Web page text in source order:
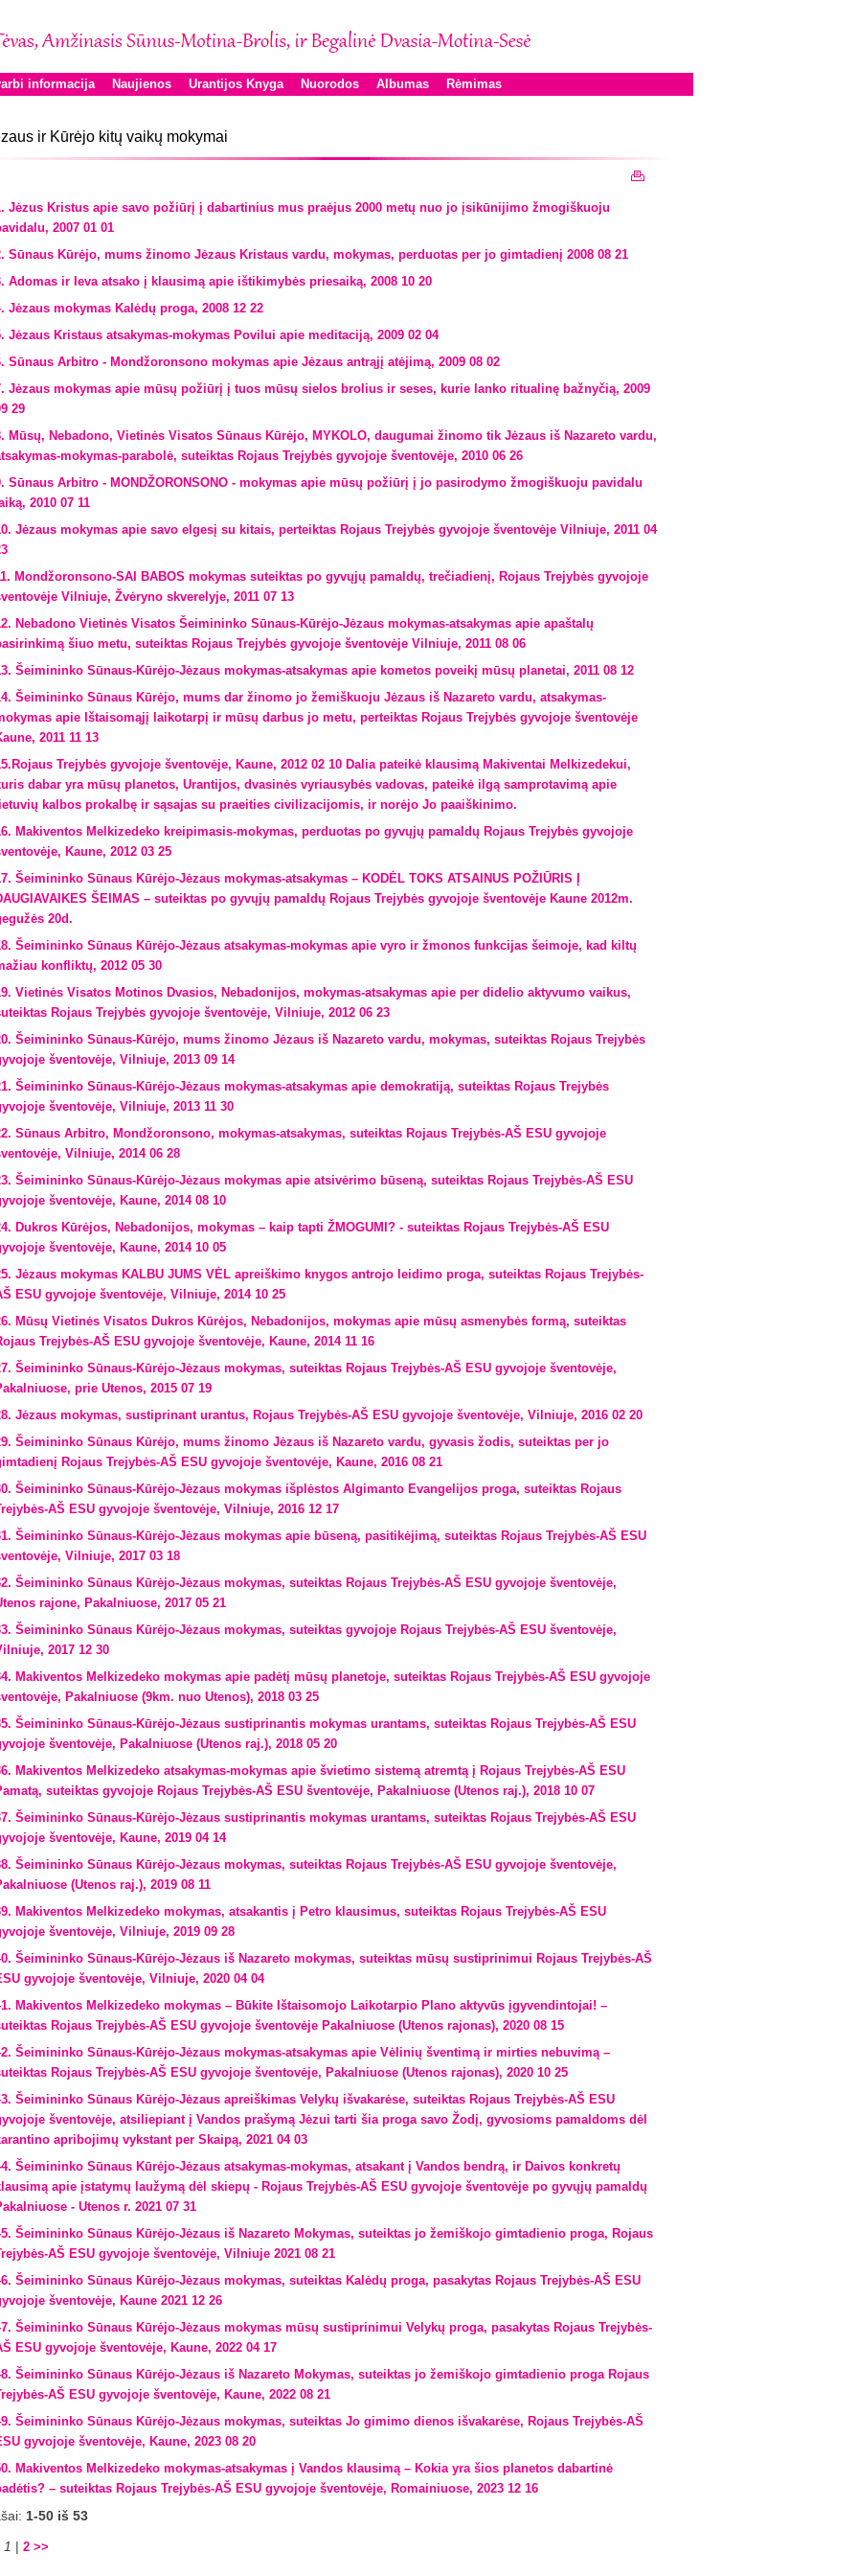
informacija Naujienos Urantijos Knyga Nuorodos Albumas Rėmimas
ir Kūrėjo kitų vaikų mokymai
Jėzus Kristus apie savo požiūrį į dabartinius mus praėjus 2000 metų nuo jo įsikūnijimo žmogiškuoju
2007 01 01
Sūnaus Kūrėjo, mums žinomo Jėzaus Kristaus vardu, mokymas, perduotas per jo gimtadienį 2008 08 21
Adomas ir Ieva atsako į klausimą apie ištikimybės priesaiką, 2008 10 20
Jėzaus mokymas Kalėdų proga, 2008 12 22
Jėzaus Kristaus atsakymas-mokymas Povilui apie meditaciją, 2009 02 04
Sūnaus Arbitro - Mondžoronsono mokymas apie Jėzaus antrąjį atėjimą, 2009 08 02
Jėzaus mokymas apie mūsų požiūrį į tuos mūsų sielos brolius ir seses, kurie lanko ritualinę bažnyčią, 2009
29
Mūsų, Nebadono, Vietinės Visatos Sūnaus Kūrėjo, MYKOLO, daugumai žinomo tik Jėzaus iš Nazareto vardu,
mokymas-parabolė, suteiktas Rojaus Trejybės gyvojoje šventovėje, 2010 06 26
Sūnaus Arbitro - MONDŽORONSONO - mokymas apie mūsų požiūrį į jo pasirodymo žmogiškuoju pavidalu
2010 07 11
Jėzaus mokymas apie savo elgesį su kitais, perteiktas Rojaus Trejybės gyvojoje šventovėje Vilniuje, 2011 04
Mondžoronsono-SAI BABOS mokymas suteiktas po gyvųjų pamaldų, trečiadienį, Rojaus Trejybės gyvojoje
Vilniuje, Žvėryno skverelyje, 2011 07 13
Nebadono Vietinės Visatos Šeimininko Sūnaus-Kūrėjo-Jėzaus mokymas-atsakymas apie apaštalų
šiuo metu, suteiktas Rojaus Trejybės gyvojoje šventovėje Vilniuje, 2011 08 06
Šeimininko Sūnaus-Kūrėjo-Jėzaus mokymas-atsakymas apie kometos poveikį mūsų planetai, 2011 08 12
Šeimininko Sūnaus Kūrėjo, mums dar žinomo jo žemiškuoju Jėzaus iš Nazareto vardu, atsakymas-
apie Ištaisomąjį laikotarpį ir mūsų darbus jo metu, perteiktas Rojaus Trejybės gyvojoje šventovėje
2011 11 13
Trejybės gyvojoje šventovėje, Kaune, 2012 02 10 Dalia pateikė klausimą Makiventai Melkizedekui,
dabar yra mūsų planetos, Urantijos, dvasinės vyriausybės vadovas, pateikė ilgą samprotavimą apie
kalbos prokalbę ir sąsajas su praeities civilizacijomis, ir norėjo Jo paaiškinimo.
Makiventos Melkizedeko kreipimasis-mokymas, perduotas po gyvųjų pamaldų Rojaus Trejybės gyvojoje
Kaune, 2012 03 25
Šeimininko Sūnaus Kūrėjo-Jėzaus mokymas-atsakymas – KODĖL TOKS ATSAINUS POŽIŪRIS Į
ŠEIMAS – suteiktas po gyvųjų pamaldų Rojaus Trejybės gyvojoje šventovėje Kaune 2012m.
20d.
Šeimininko Sūnaus Kūrėjo-Jėzaus atsakymas-mokymas apie vyro ir žmonos funkcijas šeimoje, kad kiltų
konfliktų, 2012 05 30
Vietinės Visatos Motinos Dvasios, Nebadonijos, mokymas-atsakymas apie per didelio aktyvumo vaikus,
Rojaus Trejybės gyvojoje šventovėje, Vilniuje, 2012 06 23
Šeimininko Sūnaus-Kūrėjo, mums žinomo Jėzaus iš Nazareto vardu, mokymas, suteiktas Rojaus Trejybės
šventovėje, Vilniuje, 2013 09 14
Šeimininko Sūnaus-Kūrėjo-Jėzaus mokymas-atsakymas apie demokratiją, suteiktas Rojaus Trejybės
šventovėje, Vilniuje, 2013 11 30
Sūnaus Arbitro, Mondžoronsono, mokymas-atsakymas, suteiktas Rojaus Trejybės-AŠ ESU gyvojoje
Vilniuje, 2014 06 28
Šeimininko Sūnaus-Kūrėjo-Jėzaus mokymas apie atsivėrimo būseną, suteiktas Rojaus Trejybės-AŠ ESU
šventovėje, Kaune, 2014 08 10
Dukros Kūrėjos, Nebadonijos, mokymas – kaip tapti ŽMOGUMI? - suteiktas Rojaus Trejybės-AŠ ESU
šventovėje, Kaune, 2014 10 05
Jėzaus mokymas KALBU JUMS VĖL apreiškimo knygos antrojo leidimo proga, suteiktas Rojaus Trejybės-
ESU gyvojoje šventovėje, Vilniuje, 2014 10 25
Mūsų Vietinės Visatos Dukros Kūrėjos, Nebadonijos, mokymas apie mūsų asmenybės formą, suteiktas
Trejybės-AŠ ESU gyvojoje šventovėje, Kaune, 2014 11 16
Šeimininko Sūnaus-Kūrėjo-Jėzaus mokymas, suteiktas Rojaus Trejybės-AŠ ESU gyvojoje šventovėje,
prie Utenos, 2015 07 19
Jėzaus mokymas, sustiprinant urantus, Rojaus Trejybės-AŠ ESU gyvojoje šventovėje, Vilniuje, 2016 02 20
Šeimininko Sūnaus Kūrėjo, mums žinomo Jėzaus iš Nazareto vardu, gyvasis žodis, suteiktas per jo
Rojaus Trejybės-AŠ ESU gyvojoje šventovėje, Kaune, 2016 08 21
Šeimininko Sūnaus-Kūrėjo-Jėzaus mokymas išplėstos Algimanto Evangelijos proga, suteiktas Rojaus
AŠ ESU gyvojoje šventovėje, Vilniuje, 2016 12 17
Šeimininko Sūnaus-Kūrėjo-Jėzaus mokymas apie būseną, pasitikėjimą, suteiktas Rojaus Trejybės-AŠ ESU
Vilniuje, 2017 03 18
Šeimininko Sūnaus Kūrėjo-Jėzaus mokymas, suteiktas Rojaus Trejybės-AŠ ESU gyvojoje šventovėje,
rajone, Pakalniuose, 2017 05 21
Šeimininko Sūnaus Kūrėjo-Jėzaus mokymas, suteiktas gyvojoje Rojaus Trejybės-AŠ ESU šventovėje,
2017 12 30
Makiventos Melkizedeko mokymas apie padėtį mūsų planetoje, suteiktas Rojaus Trejybės-AŠ ESU gyvojoje
Pakalniuose (9km. nuo Utenos), 2018 03 25
Šeimininko Sūnaus-Kūrėjo-Jėzaus sustiprinantis mokymas urantams, suteiktas Rojaus Trejybės-AŠ ESU
šventovėje, Pakalniuose (Utenos raj.), 2018 05 20
Makiventos Melkizedeko atsakymas-mokymas apie švietimo sistemą atremtą į Rojaus Trejybės-AŠ ESU
suteiktas gyvojoje Rojaus Trejybės-AŠ ESU šventovėje, Pakalniuose (Utenos raj.), 2018 10 07
Šeimininko Sūnaus-Kūrėjo-Jėzaus sustiprinantis mokymas urantams, suteiktas Rojaus Trejybės-AŠ ESU
šventovėje, Kaune, 2019 04 14
Šeimininko Sūnaus Kūrėjo-Jėzaus mokymas, suteiktas Rojaus Trejybės-AŠ ESU gyvojoje šventovėje,
(Utenos raj.), 2019 08 11
Makiventos Melkizedeko mokymas, atsakantis į Petro klausimus, suteiktas Rojaus Trejybės-AŠ ESU
šventovėje, Vilniuje, 2019 09 28
Šeimininko Sūnaus-Kūrėjo-Jėzaus iš Nazareto mokymas, suteiktas mūsų sustiprinimui Rojaus Trejybės-AŠ
gyvojoje šventovėje, Vilniuje, 2020 04 04
Makiventos Melkizedeko mokymas – Būkite Ištaisomojo Laikotarpio Plano aktyvūs įgyvendintojai! –
Rojaus Trejybės-AŠ ESU gyvojoje šventovėje Pakalniuose (Utenos rajonas), 2020 08 15
Šeimininko Sūnaus-Kūrėjo-Jėzaus mokymas-atsakymas apie Vėlinių šventimą ir mirties nebuvimą –
Rojaus Trejybės-AŠ ESU gyvojoje šventovėje, Pakalniuose (Utenos rajonas), 2020 10 25
Šeimininko Sūnaus Kūrėjo-Jėzaus apreiškimas Velykų išvakarėse, suteiktas Rojaus Trejybės-AŠ ESU
šventovėje, atsiliepiant į Vandos prašymą Jėzui tarti šia proga savo Žodį, gyvosioms pamaldoms dėl
apribojimų vykstant per Skaipą, 2021 04 03
Šeimininko Sūnaus Kūrėjo-Jėzaus atsakymas-mokymas, atsakant į Vandos bendrą, ir Daivos konkretų
apie įstatymų laužymą dėl skiepų - Rojaus Trejybės-AŠ ESU gyvojoje šventovėje po gyvųjų pamaldų
- Utenos r. 2021 07 31
Šeimininko Sūnaus Kūrėjo-Jėzaus iš Nazareto Mokymas, suteiktas jo žemiškojo gimtadienio proga, Rojaus
AŠ ESU gyvojoje šventovėje, Vilniuje 2021 08 21
Šeimininko Sūnaus Kūrėjo-Jėzaus mokymas, suteiktas Kalėdų proga, pasakytas Rojaus Trejybės-AŠ ESU
šventovėje, Kaune 2021 12 26
Šeimininko Sūnaus Kūrėjo-Jėzaus mokymas mūsų sustiprinimui Velykų proga, pasakytas Rojaus Trejybės-
ESU gyvojoje šventovėje, Kaune, 2022 04 17
Šeimininko Sūnaus Kūrėjo-Jėzaus iš Nazareto Mokymas, suteiktas jo žemiškojo gimtadienio proga Rojaus
AŠ ESU gyvojoje šventovėje, Kaune, 2022 08 21
Šeimininko Sūnaus Kūrėjo-Jėzaus mokymas, suteiktas Jo gimimo dienos išvakarėse, Rojaus Trejybės-AŠ
gyvojoje šventovėje, Kaune, 2023 08 20
Makiventos Melkizedeko mokymas-atsakymas į Vandos klausimą – Kokia yra šios planetos dabartinė
– suteiktas Rojaus Trejybės-AŠ ESU gyvojoje šventovėje, Romainiuose, 2023 12 16
1-50 iš 53
1 | 2 >>